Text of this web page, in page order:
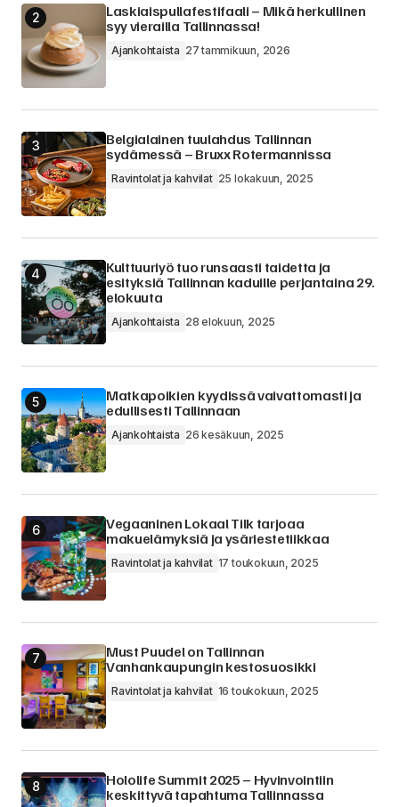
Laskiaispullafestifaali – Mikä herkullinen
syy vierailla Tallinnassa!
Ajankohtaista 27 tammikuun, 2026
Belgialainen tuulahdus Tallinnan
sydämessä – Bruxx Rotermannissa
Ravintolat ja kahvilat 25 lokakuun, 2025
Kulttuuriyö tuo runsaasti taidetta ja
esityksiä Tallinnan kaduille perjantaina 29.
elokuuta
Ajankohtaista 28 elokuun, 2025
Matkapoikien kyydissä vaivattomasti ja
edullisesti Tallinnaan
Ajankohtaista 26 kesäkuun, 2025
Vegaaninen Lokaal Tilk tarjoaa
makuelämyksiä ja ysäriestetiikkaa
Ravintolat ja kahvilat 17 toukokuun, 2025
Must Puudel on Tallinnan
Vanhankaupungin kestosuosikki
Ravintolat ja kahvilat 16 toukokuun, 2025
Hololife Summit 2025 – Hyvinvointiin
keskittyvä tapahtuma Tallinnassa